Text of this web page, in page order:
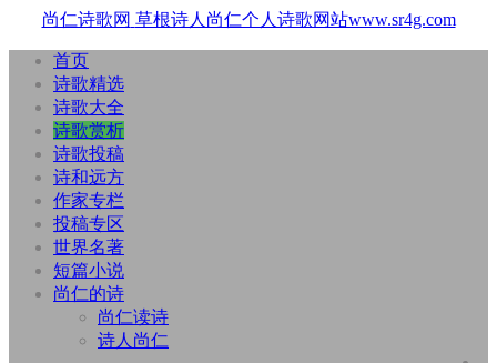
尚仁诗歌网 草根诗人尚仁个人诗歌网站www.sr4g.com
首页
诗歌精选
诗歌大全
诗歌赏析
诗歌投稿
诗和远方
作家专栏
投稿专区
世界名著
短篇小说
尚仁的诗
尚仁读诗
诗人尚仁